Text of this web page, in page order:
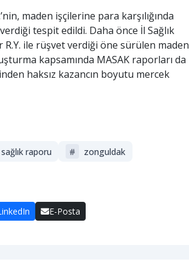
maden işçilerine para karşılığında
tespit edildi. Daha önce İl Sağlık
ile rüşvet verdiği öne sürülen maden
kapsamında MASAK raporları da
haksız kazancın boyutu mercek
raporu # zonguldak
E-Posta